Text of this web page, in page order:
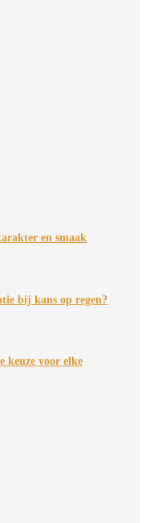
en smaak
bij kans op regen?
keuze voor elke